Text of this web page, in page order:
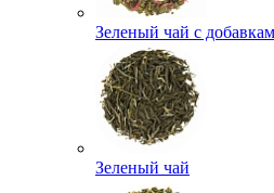
Зеленый чай с
Зеленый чай